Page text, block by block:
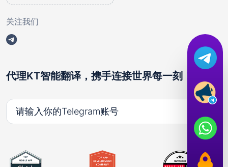
关注我们
代理KT智能翻译，携手连接世界每一刻！